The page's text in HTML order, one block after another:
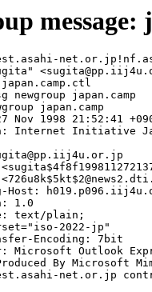
message:
japan.camp.ctl
newgroup japan.camp
japan.camp
Nov 1998 21:52:41
Internet Initiative
Host:
1.0
text/plain;
Encoding: 7bit
Microsoft Outlook
By Microsoft
net.or.jp